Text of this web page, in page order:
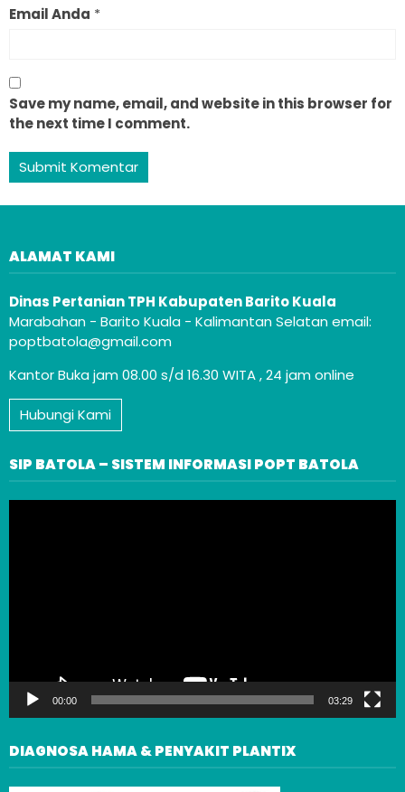
Email Anda *
Save my name, email, and website in this browser for
the next time I comment.
ALAMAT KAMI
Dinas Pertanian TPH Kabupaten Barito Kuala
Marabahan - Barito Kuala - Kalimantan Selatan email:
poptbatola@gmail.com
Kantor Buka jam 08.00 s/d 16.30 WITA , 24 jam online
Hubungi Kami
SIP BATOLA – SISTEM INFORMASI POPT BATOLA
00:00 03:29
DIAGNOSA HAMA & PENYAKIT PLANTIX